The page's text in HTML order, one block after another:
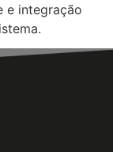
e integração